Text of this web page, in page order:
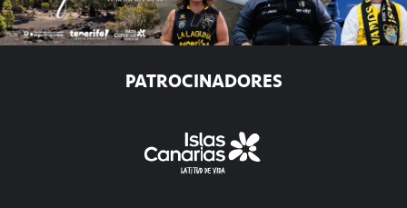
PATROCINADORES